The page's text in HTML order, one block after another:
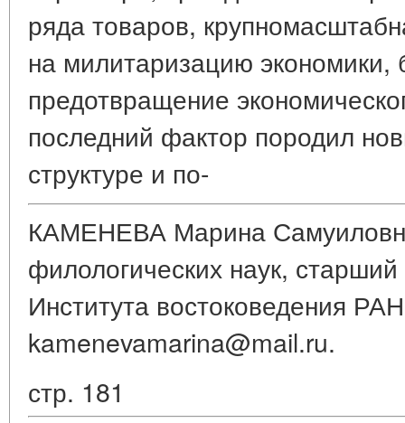
ряда товаров,
на милитаризацию
предотвращение
последний фактор породил
структуре и по-
КАМЕНЕВА Марина
филологических наук,
Института востоковедения
kamenevamarina@mail.ru.
стр. 181